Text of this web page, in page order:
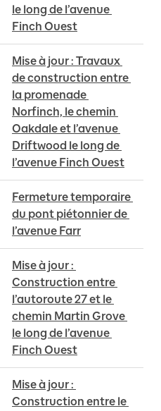
le long de l’avenue
Finch Ouest
Mise à jour : Travaux
de construction entre
la promenade
Norfinch, le chemin
Oakdale et l’avenue
Driftwood le long de
l’avenue Finch Ouest
Fermeture temporaire
du pont piétonnier de
l’avenue Farr
Mise à jour :
Construction entre
l’autoroute 27 et le
chemin Martin Grove
le long de l’avenue
Finch Ouest
Mise à jour :
Construction entre le